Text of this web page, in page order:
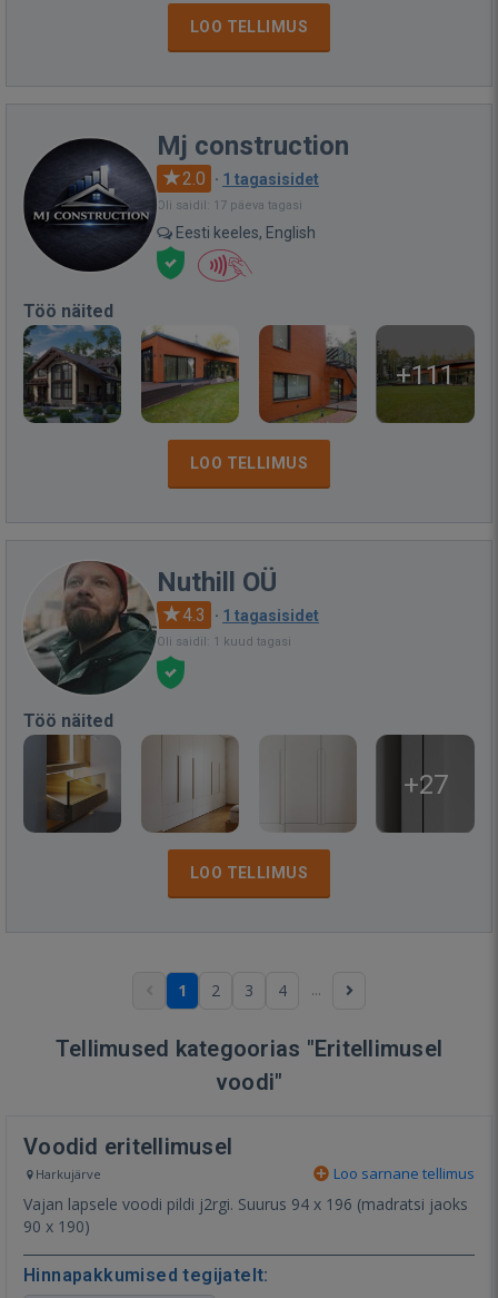
LOO TELLIMUS
Mj construction
2.0 · 1 tagasisidet
Oli saidil: 17 päeva tagasi
Eesti keeles, English
Töö näited
+111
LOO TELLIMUS
Nuthill OÜ
4.3 · 1 tagasisidet
Oli saidil: 1 kuud tagasi
Töö näited
+27
LOO TELLIMUS
1 2 3 4 ...
Tellimused kategoorias "Eritellimusel
voodi"
Voodid eritellimusel
Harkujärve Loo sarnane tellimus
Vajan lapsele voodi pildi j2rgi. Suurus 94 x 196 (madratsi jaoks
90 x 190)
Hinnapakkumised tegijatelt: